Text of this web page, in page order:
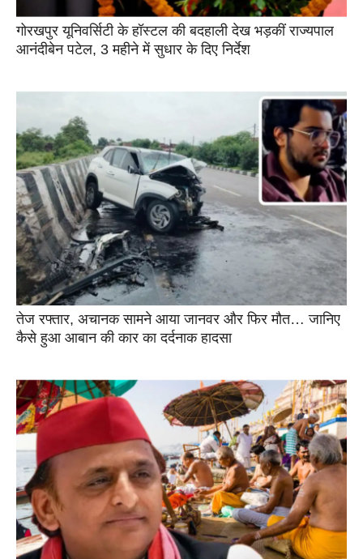
गोरखपुर यूनिवर्सिटी के हॉस्टल की बदहाली देख भड़कीं राज्यपाल
आनंदीबेन पटेल, 3 महीने में सुधार के दिए निर्देश
तेज रफ्तार, अचानक सामने आया जानवर और फिर मौत… जानिए
कैसे हुआ आबान की कार का दर्दनाक हादसा